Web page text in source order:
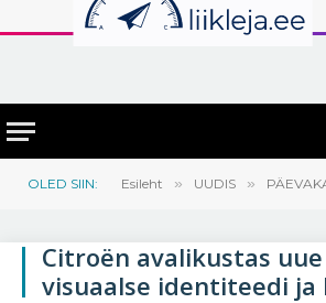
OLED SIIN: Esileht » UUDIS »
Citroën avalikustas uue
visuaalse identiteedi ja